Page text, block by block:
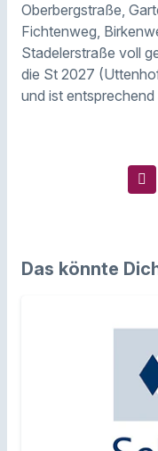
Oberbergstraße,
Fichtenweg,
Stadelerstraße voll
die St 2027
und ist
Das könnte